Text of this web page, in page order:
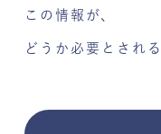
この情報が、
どうか必要とされ